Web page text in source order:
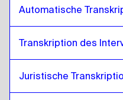
Automatische
Transkription des
Juristische